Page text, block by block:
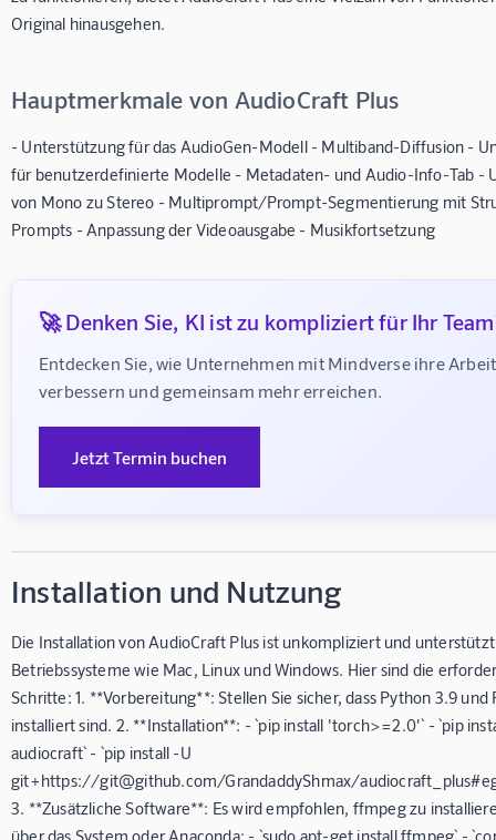
Original hinausgehen.
Hauptmerkmale von AudioCraft Plus
- Unterstützung für das AudioGen-Modell - Multiband-Diffusion -
für benutzerdefinierte Modelle - Metadaten- und Audio-Info-Tab -
von Mono zu Stereo - Multiprompt/Prompt-Segmentierung mit
Prompts - Anpassung der Videoausgabe - Musikfortsetzung
🚀 Denken Sie, KI ist zu kompliziert für Ihr
Entdecken Sie, wie Unternehmen mit Mindverse ihre
verbessern und gemeinsam mehr erreichen.
Jetzt Termin buchen
Installation und Nutzung
Die Installation von AudioCraft Plus ist unkompliziert und
Betriebssysteme wie Mac, Linux und Windows. Hier sind die
Schritte: 1. **Vorbereitung**: Stellen Sie sicher, dass Python 3.9 und
installiert sind. 2. **Installation**: - `pip install 'torch>=2.0'` - `pip
audiocraft` - `pip install -U
git+https://git@github.com/GrandaddyShmax/
3. **Zusätzliche Software**: Es wird empfohlen, ffmpeg zu
über das System oder Anaconda: - `sudo apt-get install ffmpeg` -